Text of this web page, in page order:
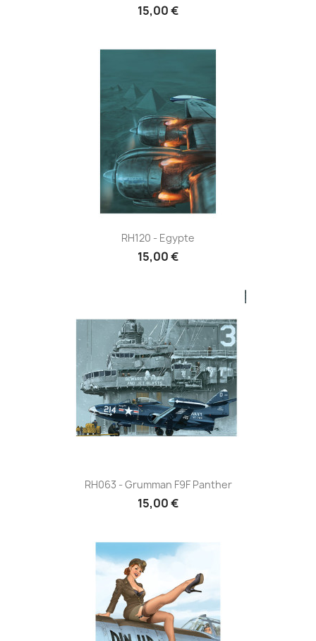
15,00 €
RH120 - Egypte
15,00 €
RH063 - Grumman F9F Panther
15,00 €